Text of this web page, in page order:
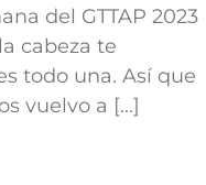
del GTTAP 2023
cabeza te
todo una. Así que
vuelvo a [...]